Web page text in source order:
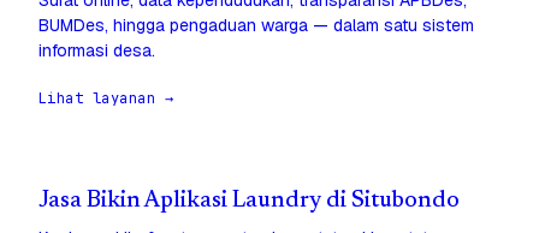
BUMDes, hingga pengaduan warga — dalam satu sistem
informasi desa.
Lihat layanan →
Jasa Bikin Aplikasi Laundry di Situbondo